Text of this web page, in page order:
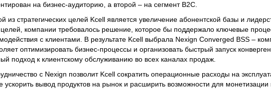
на бизнес-аудиторию, а второй – на сегмент B2C.
из стратегических целей Kcell является увеличение абонентской базы и
целей, компании требовалось решение, которое бы поддержало ключевые
с клиентами. В результате Kcell выбрала Nexign Converged BSS –
оптимизировать бизнес-процессы и организовать быстрый запуск
подход к клиентскому обслуживанию во всех каналах продаж.
с Nexign позволит Kcell сократить операционные расходы на
ускорить вывод продуктов на рынок и расширить возможности для монетизации